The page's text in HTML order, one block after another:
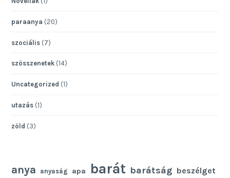
paraanya (20)
szociális (7)
szösszenetek (14)
Uncategorized (1)
utazás (1)
zöld (3)
anya anyaság apa barát barátság beszélget